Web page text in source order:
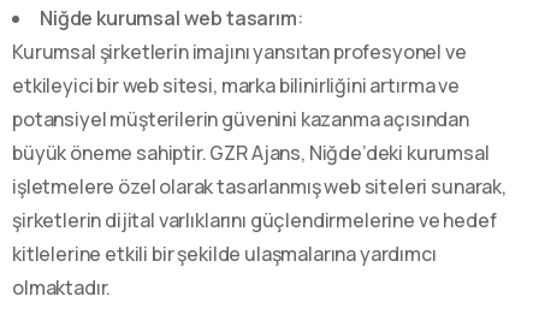
Niğde kurumsal web tasarım:
Kurumsal şirketlerin imajını yansıtan profesyonel ve
etkileyici bir web sitesi, marka bilinirliğini artırma ve
potansiyel müşterilerin güvenini kazanma açısından
büyük öneme sahiptir. GZR Ajans, Niğde’deki kurumsal
işletmelere özel olarak tasarlanmış web siteleri sunarak,
şirketlerin dijital varlıklarını güçlendirmelerine ve hedef
kitlelerine etkili bir şekilde ulaşmalarına yardımcı
olmaktadır.